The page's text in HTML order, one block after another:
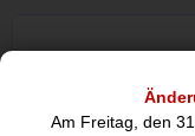
Am Freitag, den